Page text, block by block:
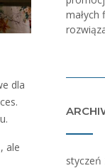
dla
ale
małych
styczeń